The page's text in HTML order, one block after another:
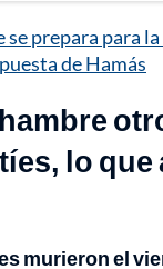
se prepara para
de Hamás
lo que
murieron el